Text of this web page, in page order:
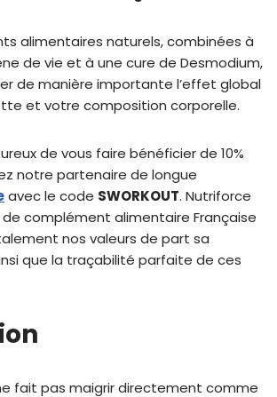
alimentaires naturels, combinées à
de vie et à une cure de Desmodium,
de manière importante l’effet global
et votre composition corporelle.
de vous faire bénéficier de 10%
notre partenaire de longue
avec le code SWORKOUT. Nutriforce
complément alimentaire Française
nos valeurs de part sa
que la traçabilité parfaite de ces
fait pas maigrir directement comme